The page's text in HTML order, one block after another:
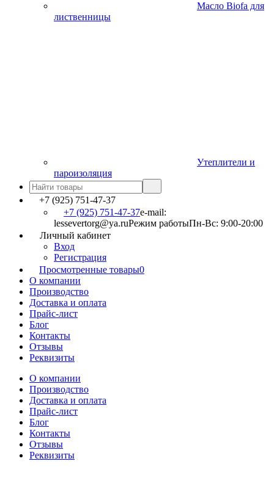
Масло Biofa для
лиственницы
Утеплители и
пароизоляция
+7 (925) 751-47-37
+7 (925) 751-47-37e-mail:
lessevertorg@ya.ruРежим работыПн-Вс: 9:00-20:00
Личный кабинет
Вход
Регистрация
Просмотренные товары0
О компании
Производство
Доставка и оплата
Прайс-лист
Блог
Контакты
Отзывы
Реквизиты
О компании
Производство
Доставка и оплата
Прайс-лист
Блог
Контакты
Отзывы
Реквизиты